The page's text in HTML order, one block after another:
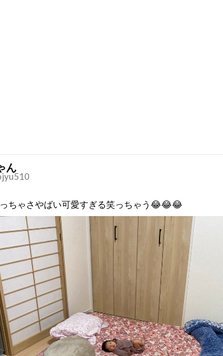
ん
ちゃさやばい可愛すぎる笑っちゃう😂😂😂